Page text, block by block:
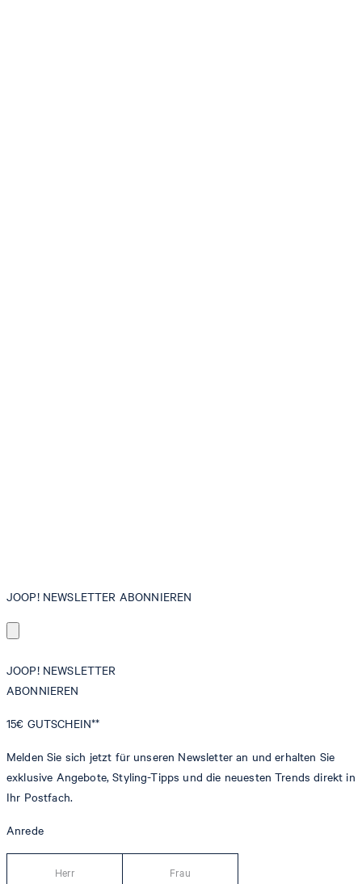
JOOP! NEWSLETTER ABONNIEREN
JOOP! NEWSLETTER
ABONNIEREN
15€ GUTSCHEIN**
Melden Sie sich jetzt für unseren Newsletter an und erhalten Sie
exklusive Angebote, Styling-Tipps und die neuesten Trends direkt in
Ihr Postfach.
Anrede
Herr Frau